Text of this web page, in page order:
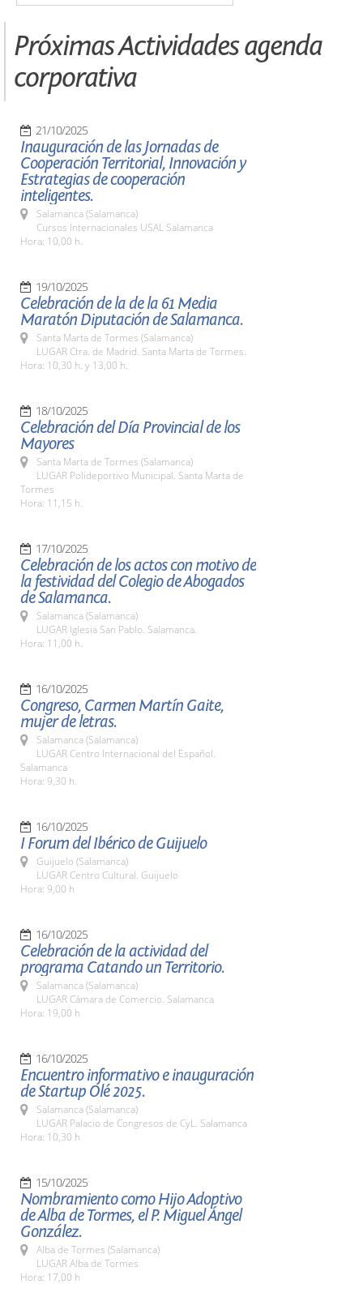
Próximas Actividades agenda
corporativa
21/10/2025
Inauguración de las Jornadas de
Cooperación Territorial, Innovación y
Estrategias de cooperación
inteligentes.
Salamanca (Salamanca)
Cursos Internacionales USAL Salamanca
Hora: 10,00 h.
19/10/2025
Celebración de la de la 61 Media
Maratón Diputación de Salamanca.
Santa Marta de Tormes (Salamanca)
LUGAR Ctra. de Madrid. Santa Marta de Tormes.
Hora: 10,30 h. y 13,00 h.
18/10/2025
Celebración del Día Provincial de los
Mayores
Santa Marta de Tormes (Salamanca)
LUGAR Polideportivo Municipal. Santa Marta de
Tormes
Hora: 11,15 h.
17/10/2025
Celebración de los actos con motivo de
la festividad del Colegio de Abogados
de Salamanca.
Salamanca (Salamanca)
LUGAR Iglesia San Pablo. Salamanca.
Hora: 11,00 h.
16/10/2025
Congreso, Carmen Martín Gaite,
mujer de letras.
Salamanca (Salamanca)
LUGAR Centro Internacional del Español.
Salamanca
Hora: 9,30 h.
16/10/2025
I Forum del Ibérico de Guijuelo
Guijuelo (Salamanca)
LUGAR Centro Cultural. Guijuelo
Hora: 9,00 h
16/10/2025
Celebración de la actividad del
programa Catando un Territorio.
Salamanca (Salamanca)
LUGAR Cámara de Comercio. Salamanca
Hora: 19,00 h
16/10/2025
Encuentro informativo e inauguración
de Startup Olé 2025.
Salamanca (Salamanca)
LUGAR Palacio de Congresos de CyL. Salamanca
Hora: 10,30 h
15/10/2025
Nombramiento como Hijo Adoptivo
de Alba de Tormes, el P. Miguel Ángel
González.
Alba de Tormes (Salamanca)
LUGAR Alba de Tormes
Hora: 17,00 h